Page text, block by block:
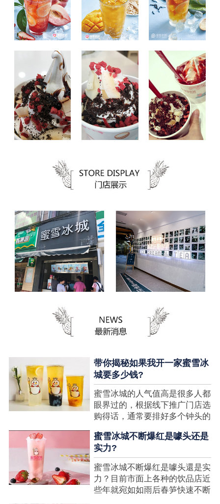
带你揭秘如果我开一家蜜雪冰
城要多少钱?
蜜雪冰城的人气值高是很多人都
眼界过的，根据线下推广门店选
购得话，通常要排好多个钟头的
想要排长队，为的便是那一杯令
人挂念的蜜雪冰城。顾客喜爱的
商品，投资者为什么会看不见在
其中的创业商机呢?许多投资者
都会了解我开一家蜜雪冰城要多
少钱?....
蜜雪冰城不断爆红是噱头还是
实力?
蜜雪冰城不断爆红是噱头還是实
力？目前市面上各种的饮品店近
些年就宛如如雨后春笋快速不断